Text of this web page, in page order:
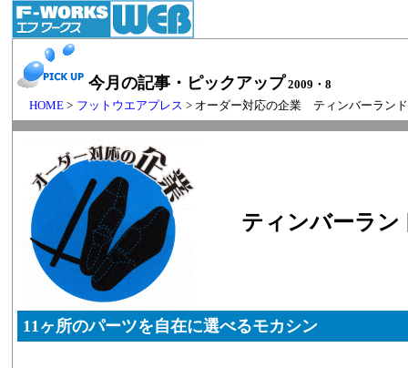
今月の記事・ピックアップ2009・8
HOME > フットウエアプレス> オーダー対応の企業 ティンバーランド
ティンバーラン
11ヶ所のパーツを自在に選べるモカシン